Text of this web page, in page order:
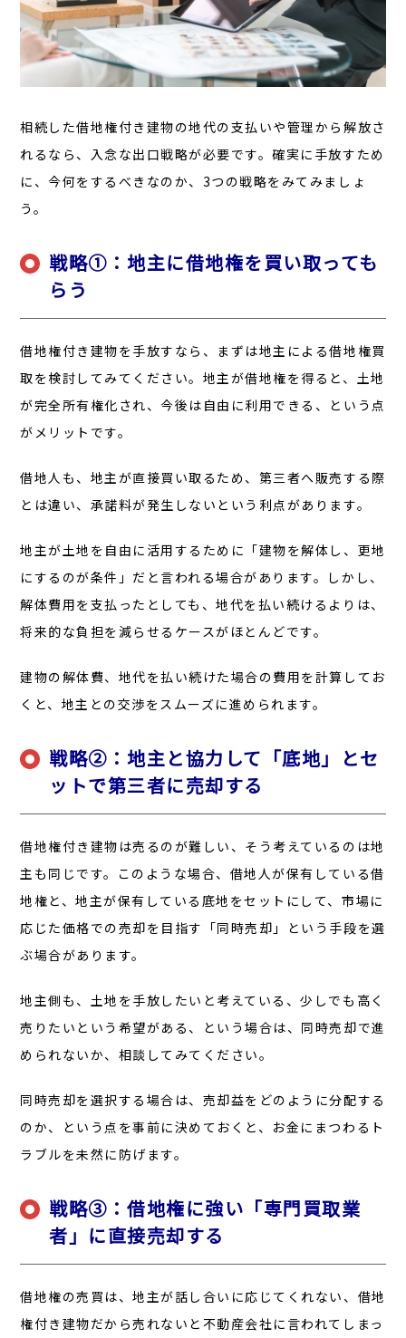
相続した借地権付き建物の地代の支払いや管理から解放さ
れるなら、入念な出口戦略が必要です。確実に手放すため
に、今何をするべきなのか、3つの戦略をみてみましょ
う。
戦略①：地主に借地権を買い取っても
らう
借地権付き建物を手放すなら、まずは地主による借地権買
取を検討してみてください。地主が借地権を得ると、土地
が完全所有権化され、今後は自由に利用できる、という点
がメリットです。
借地人も、地主が直接買い取るため、第三者へ販売する際
とは違い、承諾料が発生しないという利点があります。
地主が土地を自由に活用するために「建物を解体し、更地
にするのが条件」だと言われる場合があります。しかし、
解体費用を支払ったとしても、地代を払い続けるよりは、
将来的な負担を減らせるケースがほとんどです。
建物の解体費、地代を払い続けた場合の費用を計算してお
くと、地主との交渉をスムーズに進められます。
戦略②：地主と協力して「底地」とセ
ットで第三者に売却する
借地権付き建物は売るのが難しい、そう考えているのは地
主も同じです。このような場合、借地人が保有している借
地権と、地主が保有している底地をセットにして、市場に
応じた価格での売却を目指す「同時売却」という手段を選
ぶ場合があります。
地主側も、土地を手放したいと考えている、少しでも高く
売りたいという希望がある、という場合は、同時売却で進
められないか、相談してみてください。
同時売却を選択する場合は、売却益をどのように分配する
のか、という点を事前に決めておくと、お金にまつわるト
ラブルを未然に防げます。
戦略③：借地権に強い「専門買取業
者」に直接売却する
借地権の売買は、地主が話し合いに応じてくれない、借地
権付き建物だから売れないと不動産会社に言われてしまっ